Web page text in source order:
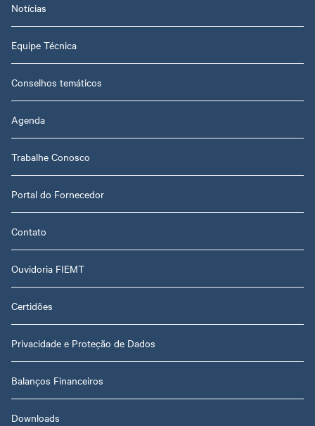
Notícias
Equipe Técnica
Conselhos temáticos
Agenda
Trabalhe Conosco
Portal do Fornecedor
Contato
Ouvidoria FIEMT
Certidões
Privacidade e Proteção de Dados
Balanços Financeiros
Downloads